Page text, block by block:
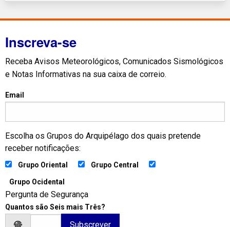
Inscreva-se
Receba Avisos Meteorológicos, Comunicados Sismológicos
e Notas Informativas na sua caixa de correio.
Email
Escolha os Grupos do Arquipélago dos quais pretende
receber notificações:
Grupo Oriental Grupo Central
Grupo Ocidental
Pergunta de Segurança
Quantos são Seis mais Três?